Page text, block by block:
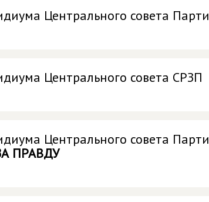
Центрального совета
Центрального совета СРЗП
Центрального совета
ПРАВДУ